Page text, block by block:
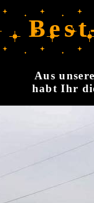
Aus
habt Ihr